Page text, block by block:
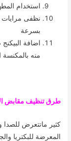
استخدام
نظفى مرايات
بسرعة
اضافة
منه بالمكنسة
طرق تنظيف مقابض
كثير ماتتعرض للصدا
المعرضة للبكتريا